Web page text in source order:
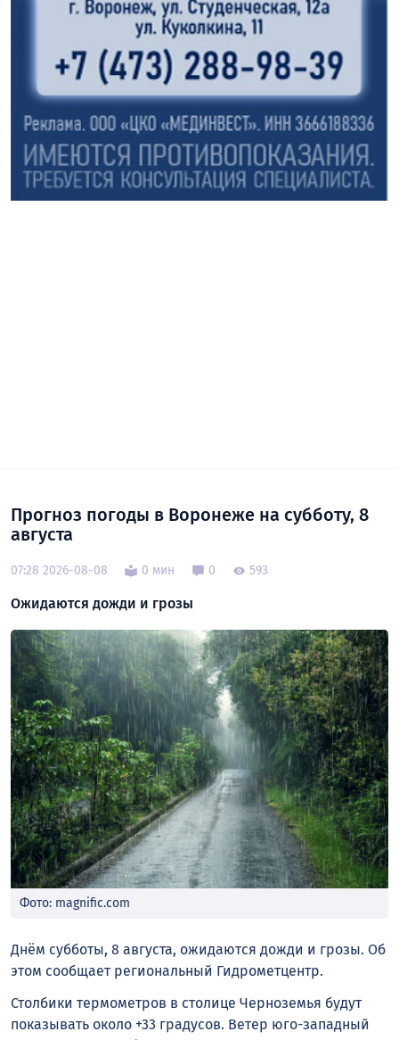
Прогноз погоды в Воронеже на субботу, 8
августа
07:28 2026-08-08 0 мин 0 593
Ожидаются дожди и грозы
Фото: magnific.com
Днём субботы, 8 августа, ожидаются дожди и грозы. Об
этом сообщает региональный Гидрометцентр.
Столбики термометров в столице Черноземья будут
показывать около +33 градусов. Ветер юго-западный